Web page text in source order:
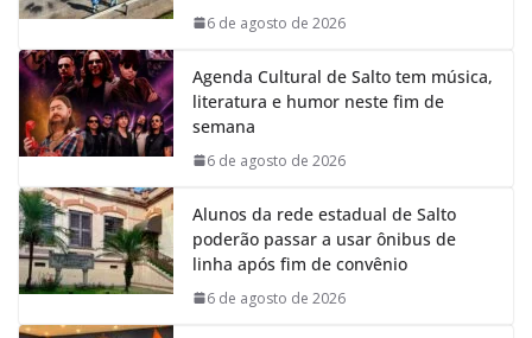
k
p
n
m
6 de agosto de 2026
Agenda Cultural de Salto tem música,
literatura e humor neste fim de
semana
6 de agosto de 2026
Alunos da rede estadual de Salto
poderão passar a usar ônibus de
linha após fim de convênio
6 de agosto de 2026